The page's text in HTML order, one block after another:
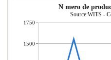
N mero de
Source:WITS -
1750
1500